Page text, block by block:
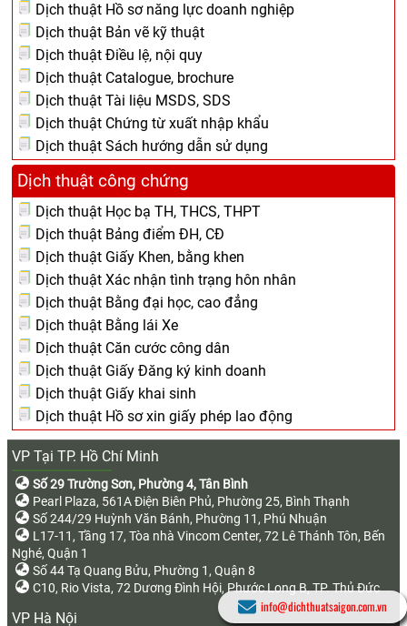
Dịch thuật Hồ sơ năng lực doanh nghiệp
Dịch thuật Bản vẽ kỹ thuật
Dịch thuật Điều lệ, nội quy
Dịch thuật Catalogue, brochure
Dịch thuật Tài liệu MSDS, SDS
Dịch thuật Chứng từ xuất nhập khẩu
Dịch thuật Sách hướng dẫn sử dụng
Dịch thuật công chứng
Dịch thuật Học bạ TH, THCS, THPT
Dịch thuật Bảng điểm ĐH, CĐ
Dịch thuật Giấy Khen, bằng khen
Dịch thuật Xác nhận tình trạng hôn nhân
Dịch thuật Bằng đại học, cao đẳng
Dịch thuật Bằng lái Xe
Dịch thuật Căn cước công dân
Dịch thuật Giấy Đăng ký kinh doanh
Dịch thuật Giấy khai sinh
Dịch thuật Hồ sơ xin giấy phép lao động
VP Tại TP. Hồ Chí Minh
Số 29 Trường Sơn, Phường 4, Tân Bình
Pearl Plaza, 561A Điện Biên Phủ, Phường 25, Bình Thạnh
Số 244/29 Huỳnh Văn Bánh, Phường 11, Phú Nhuận
L17-11, Tầng 17, Tòa nhà Vincom Center, 72 Lê Thánh Tôn, Bến
Nghé, Quận 1
Số 44 Tạ Quang Bửu, Phường 1, Quận 8
C10, Rio Vista, 72 Dương Đình Hội, Phước Long B, TP. Thủ Đức
VP Hà Nội
info@dichthuatsaigon.com.vn